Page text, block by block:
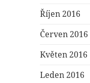
Říjen 2016
Červen 2016
Květen 2016
Leden 2016